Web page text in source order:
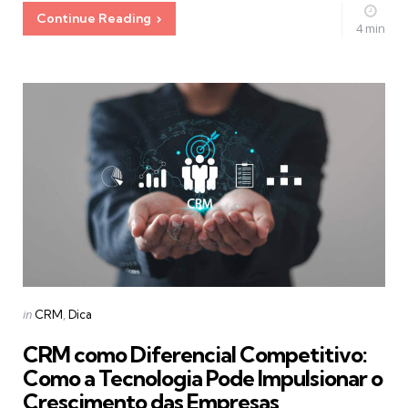
Continue Reading
4 min
Categories
Posted
in CRM Dica
CRM como Diferencial Competitivo:
Como a Tecnologia Pode Impulsionar o
Crescimento das Empresas